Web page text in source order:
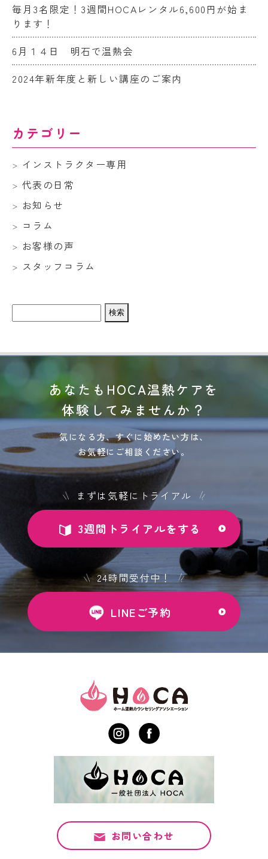
毎月3名限定！3週間HOCAレンタル6,600円が始ま
ります！
6月１４日 明石で温熱会
2024年新年度と新しい講座のご案内
カテゴリー
インストラクター専用
代表の日常
お知らせ
コラム
お客様の声
スタッフコラム
検
索:
あなたもHOCA温熱ケアを
体験してみませんか？
気になる方、すぐに始めたい方は、
お気軽にご相談ください。
まずは気軽にトライアル
3週間トライアルをする
24時間受付中！
LINEご予約
お問い合わせ